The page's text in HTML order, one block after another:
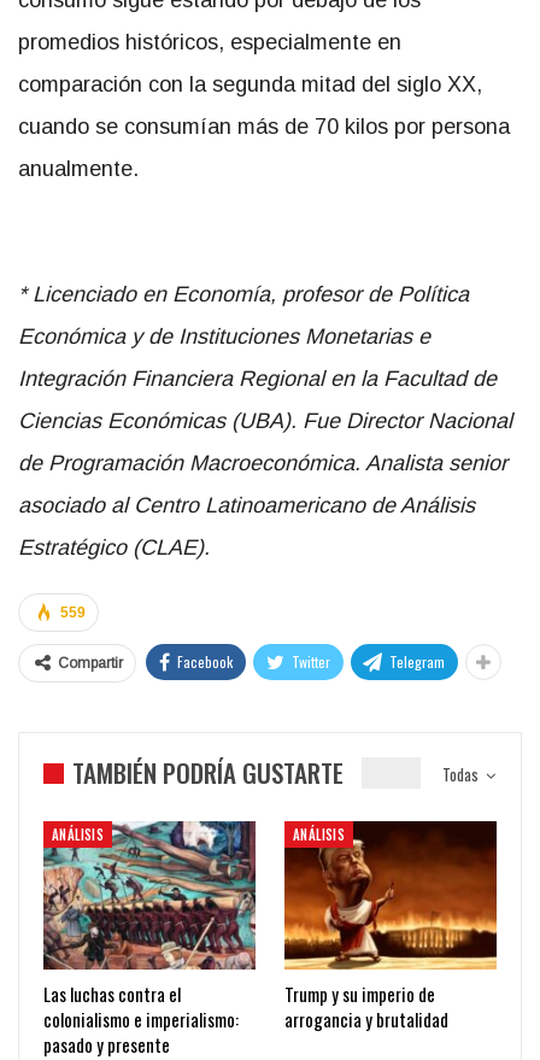
promedios históricos, especialmente en
comparación con la segunda mitad del siglo XX,
cuando se consumían más de 70 kilos por persona
anualmente.
* Licenciado en Economía, profesor de Política
Económica y de Instituciones Monetarias e
Integración Financiera Regional en la Facultad de
Ciencias Económicas (UBA). Fue Director Nacional
de Programación Macroeconómica. Analista senior
asociado al Centro Latinoamericano de Análisis
Estratégico (CLAE).
559
Compartir Facebook Twitter Telegram
Todas
TAMBIÉN PODRÍA GUSTARTE
ANÁLISIS
Las luchas contra el
colonialismo e imperialismo:
pasado y presente
ANÁLISIS
Trump y su imperio de
arrogancia y brutalidad